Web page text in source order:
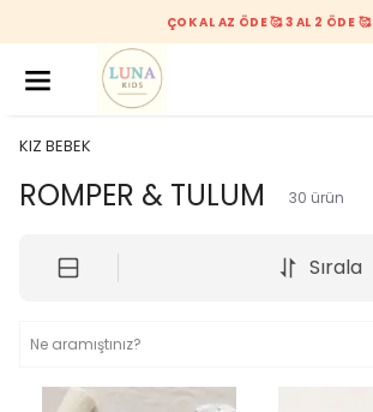
ÇOK AL AZ ÖDE 🥰 3 AL 2 ÖDE 🥰
KIZ BEBEK
ROMPER & TULUM 30 ürün
Sırala